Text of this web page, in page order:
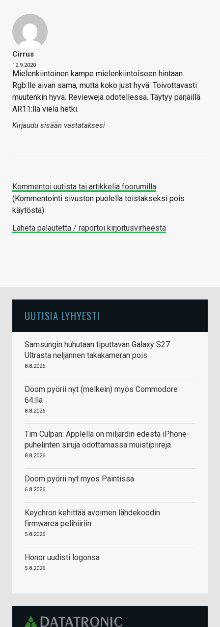
Cirrus
12.9.2020
Mielenkiintoinen kampe mielenkiintoiseen hintaan.
Rgb:lle aivan sama, mutta koko just hyvä. Toivottavasti
muutenkin hyvä. Reviewejä odotellessa. Täytyy pärjäillä
AR11:lla vielä hetki.
Kirjaudu sisään vastataksesi
Kommentoi uutista tai artikkelia foorumilla
(Kommentointi sivuston puolella toistakseksi pois
käytöstä)
Lähetä palautetta / raportoi kirjoitusvirheestä
UUTISIA LYHYESTI
Samsungin huhutaan tiputtavan Galaxy S27
Ultrasta neljännen takakameran pois
8.8.2026
Doom pyörii nyt (melkein) myös Commodore
64:llä
8.8.2026
Tim Culpan: Applella on miljardin edestä iPhone-
puhelinten siruja odottamassa muistipiirejä
8.8.2026
Doom pyörii nyt myös Paintissa
6.8.2026
Keychron kehittää avoimen lähdekoodin
firmwarea pelihiiriin
5.8.2026
Honor uudisti logonsa
5.8.2026